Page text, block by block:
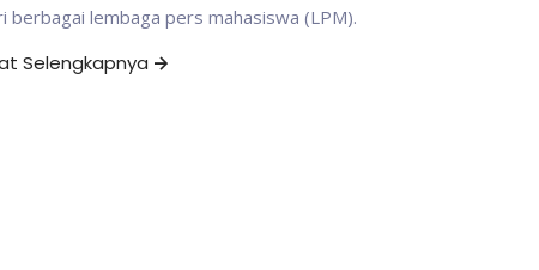
berbagai lembaga pers mahasiswa (LPM).
Selengkapnya